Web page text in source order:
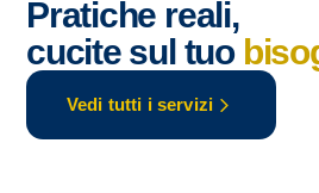
Pratiche reali,
cucite sul tuo
Vedi tutti i servizi